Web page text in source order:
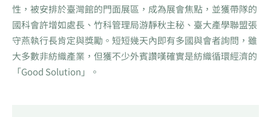
性，被安排於臺灣館的門面展區，成為展會焦點，並獲帶隊的
國科會許增如處長、竹科管理局游靜秋主秘、臺大產學聯盟張
守燕執行長肯定與獎勵。短短幾天內即有多國與會者詢問，雖
大多數非紡織產業，但獲不少外賓讚嘆確實是紡織循環經濟的
「Good Solution」。